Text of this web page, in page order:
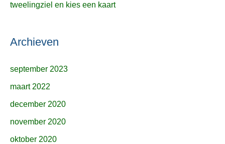
tweelingziel en kies een kaart
Archieven
september 2023
maart 2022
december 2020
november 2020
oktober 2020